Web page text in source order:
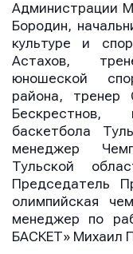
Администрации
Бородин,
культуре и
Астахов,
юношеской
района,
Бескрестнов,
баскетбола
менеджер
Тульской
Председатель
олимпийская
менеджер по
БАСКЕТ» Михаил